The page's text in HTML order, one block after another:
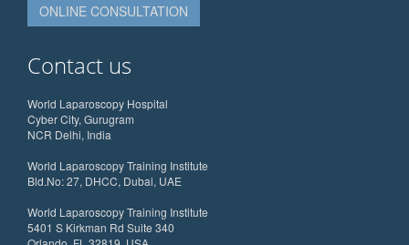
ONLINE CONSULTATION
Contact us
World Laparoscopy Hospital
Cyber City, Gurugram
NCR Delhi, India
World Laparoscopy Training Institute
Bld.No: 27, DHCC, Dubai, UAE
World Laparoscopy Training Institute
5401 S Kirkman Rd Suite 340